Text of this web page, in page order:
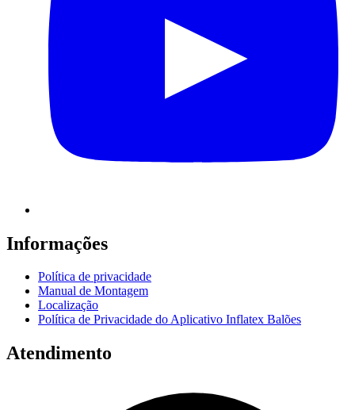
Informações
Política de privacidade
Manual de Montagem
Localização
Política de Privacidade do Aplicativo Inflatex Balões
Atendimento